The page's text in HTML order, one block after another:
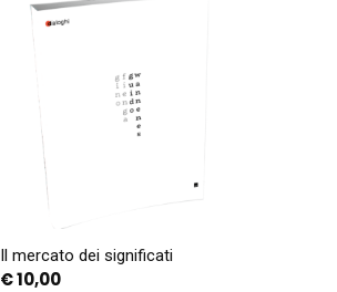
Il mercato dei significati
€10,00